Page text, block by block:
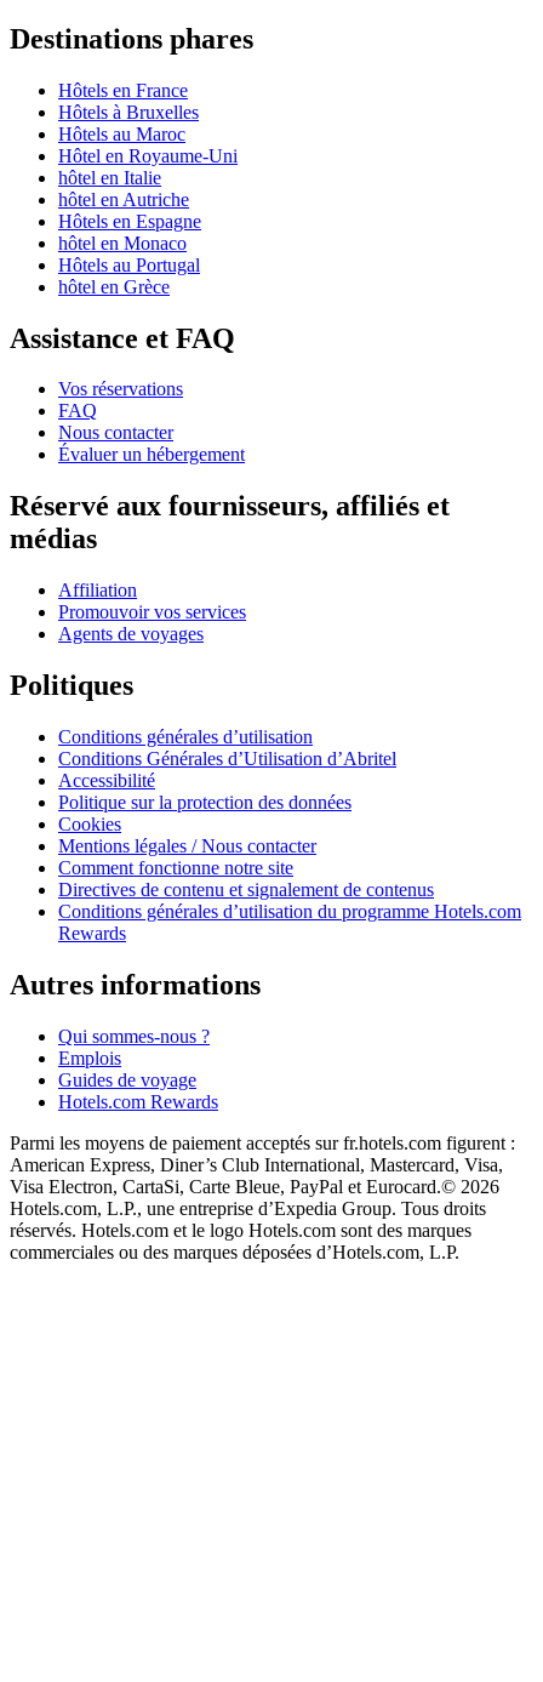
Destinations phares
Hôtels en France
Hôtels à Bruxelles
Hôtels au Maroc
Hôtel en Royaume-Uni
hôtel en Italie
hôtel en Autriche
Hôtels en Espagne
hôtel en Monaco
Hôtels au Portugal
hôtel en Grèce
Assistance et FAQ
Vos réservations
FAQ
Nous contacter
Évaluer un hébergement
Réservé aux fournisseurs, affiliés et
médias
Affiliation
Promouvoir vos services
Agents de voyages
Politiques
Conditions générales d’utilisation
Conditions Générales d’Utilisation d’Abritel
Accessibilité
Politique sur la protection des données
Cookies
Mentions légales / Nous contacter
Comment fonctionne notre site
Directives de contenu et signalement de contenus
Conditions générales d’utilisation du programme Hotels.com
Rewards
Autres informations
Qui sommes-nous ?
Emplois
Guides de voyage
Hotels.com Rewards
Parmi les moyens de paiement acceptés sur fr.hotels.com figurent :
American Express, Diner’s Club International, Mastercard, Visa,
Visa Electron, CartaSi, Carte Bleue, PayPal et Eurocard.© 2026
Hotels.com, L.P., une entreprise d’Expedia Group. Tous droits
réservés. Hotels.com et le logo Hotels.com sont des marques
commerciales ou des marques déposées d’Hotels.com, L.P.